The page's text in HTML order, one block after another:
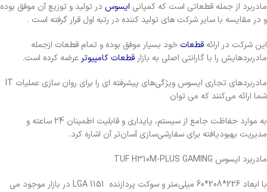
مادربرد از جمله قطعاتی است که کمپانی ایسوس در تولید و توزیع آن موفق بوده
و در مقایسه با سایر شرکت های تولید کننده در رتبه اول قرار گرفته است .
این شرکت در ارائه قطعات خود بسیار موفق بوده و تمام قطعات ازجمله
مادربردهایش را با گارانتی اصلی به بازار قطعات کامپیوتر عرضه کرده است.
مادربردهای تجاری ایسوس ویژگی‌های پیشرفته‌ ای را برای روان سازی عملیات IT
شما ارائه می‌کنند که می توان
به موارد حفاظت جامع از سیستم، پایداری و قابلیت اطمینان 24 ساعته و
مدیریت بهبودیافته برای سفارشی‌سازی آسان‌تر آن اشاره کرد.
مادربرد ایسوس TUF H310M-PLUS GAMING
با ابعاد 226*208*60 میلی‌متر و سوکت پردازنده LGA 1151 در بازار موجود می